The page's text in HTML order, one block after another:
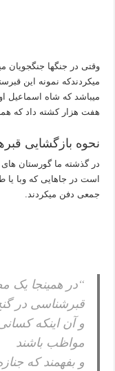
وقتی در جنگها جنگجویان
میکردندکه نمونه این
میباشد که شاه
هفت هزار کشته داد که
نحوه بازگشایی
در گذشته ما گورستان
است در جاهایی که وبا
جمعی دفن میکردند.
“در همینجا یک
قبرشناسی در
و آن اینکه
مواظب باشند
و بفهمند که